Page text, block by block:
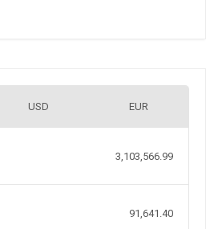
USD EUR
3,103,566.99
91,641.40